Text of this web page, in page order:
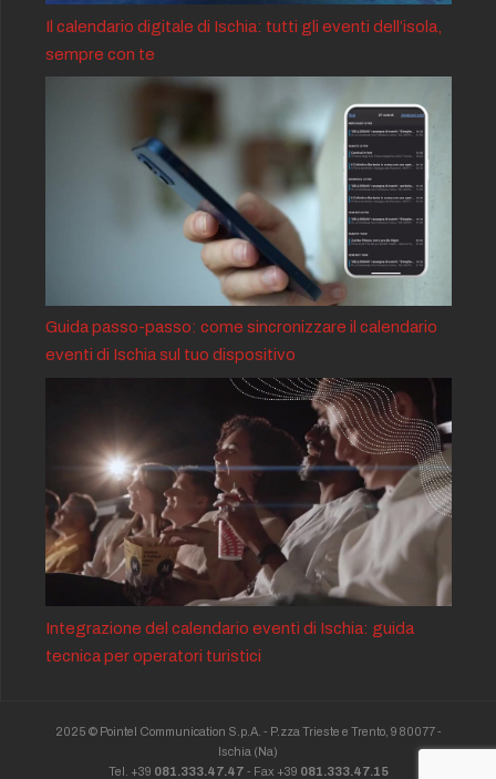
Il calendario digitale di Ischia: tutti gli eventi dell’isola,
sempre con te
Guida passo-passo: come sincronizzare il calendario
eventi di Ischia sul tuo dispositivo
Integrazione del calendario eventi di Ischia: guida
tecnica per operatori turistici
2025 © Pointel Communication S.p.A. - P.zza Trieste e Trento, 9 80077 -
Ischia (Na)
Tel. +39 081.333.47.47 - Fax +39 081.333.47.15